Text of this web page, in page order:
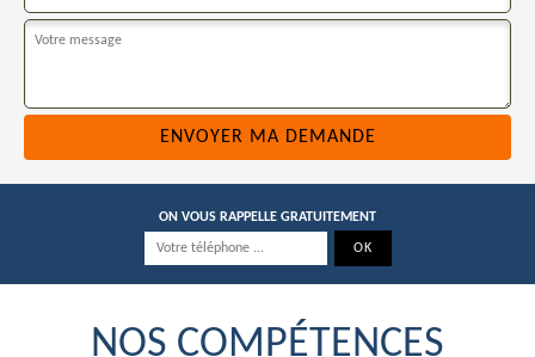
ON VOUS RAPPELLE GRATUITEMENT
NOS COMPÉTENCES